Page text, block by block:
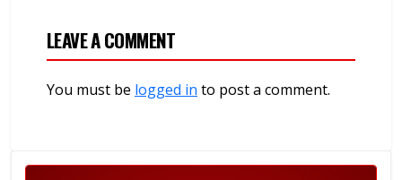
LEAVE A COMMENT
You must be logged in to post a comment.